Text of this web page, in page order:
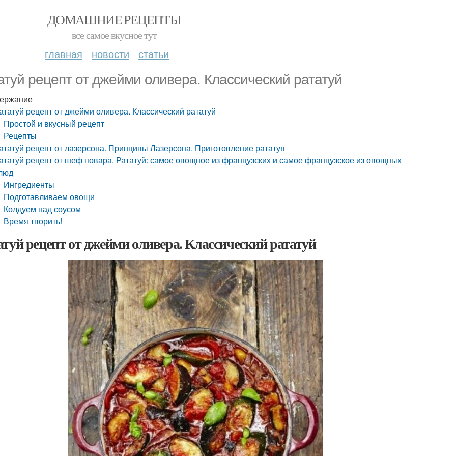
ДОМАШНИЕ РЕЦЕПТЫ
все самое вкусное тут
главная новости статьи
рецепт от джейми оливера. Классический рататуй
рецепт от джейми оливера. Классический рататуй
Простой и вкусный рецепт
Рецепты
рецепт от лазерсона. Принципы Лазерсона. Приготовление рататуя
рецепт от шеф повара. Рататуй: самое овощное из французских и самое французское из овощных
Ингредиенты
Подготавливаем овощи
Колдуем над соусом
Время творить!
рецепт от джейми оливера. Классический рататуй